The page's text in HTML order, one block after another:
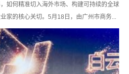
如何精准切入海外市场、构建可持续的全球
家的核心关切。5月18日，由广州市商务...